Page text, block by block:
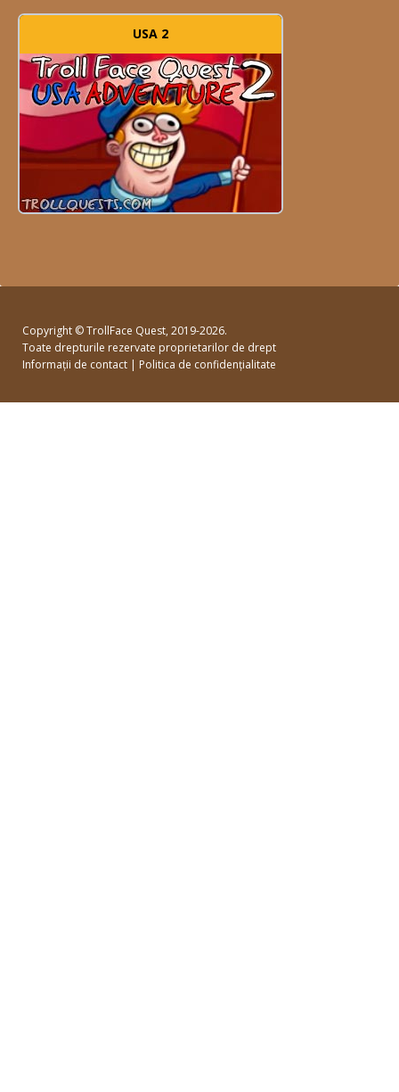
USA 2
Copyright ©TrollFace Quest, 2019-2026.
Toate drepturile rezervate proprietarilor de drept
Informații de contact | Politica de confidențialitate